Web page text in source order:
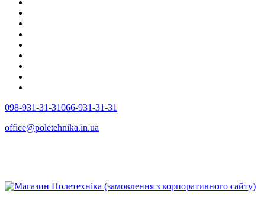
098-931-31-31066-931-31-31
office@poletehnika.in.ua